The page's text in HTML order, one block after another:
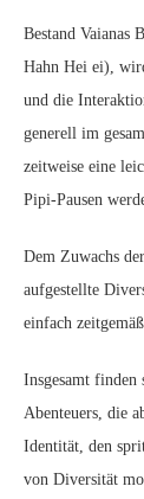
Bestand Vaianas
Hahn Hei ei),
und die
generell im
zeitweise eine
Pipi-Pausen
Dem Zuwachs
aufgestellte
einfach
Insgesamt finden
Abenteuers, die
Identität, den
von Diversität